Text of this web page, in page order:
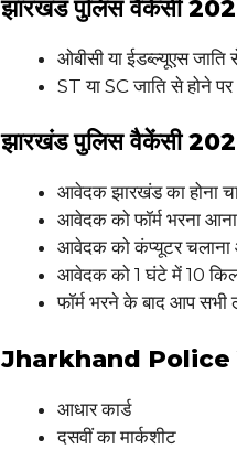
झारखंड पुलिस वैकेंसी
ओबीसी या ईडब्ल्यूएस
ST या SC जाति से होने
झारखंड पुलिस वैकेंसी
आवेदक झारखंड का होना
आवेदक को फॉर्म भरना आना
आवेदक को कंप्यूटर चलाना
आवेदक को 1 घंटे में 10
फॉर्म भरने के बाद आप सभी
Jharkhand Police
आधार कार्ड
दसवीं का मार्कशीट